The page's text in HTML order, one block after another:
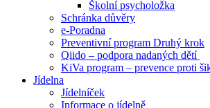
Školní psycholožka
Schránka důvěry
e-Poradna
Preventivní program Druhý krok
Qiido – podpora nadaných dětí
KiVa program – prevence proti
Jídelna
Jídelníček
Informace o jídelně